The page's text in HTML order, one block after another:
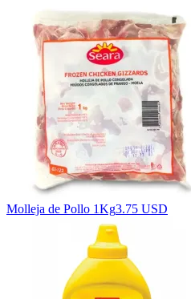
Molleja de Pollo 1Kg3.75 USD